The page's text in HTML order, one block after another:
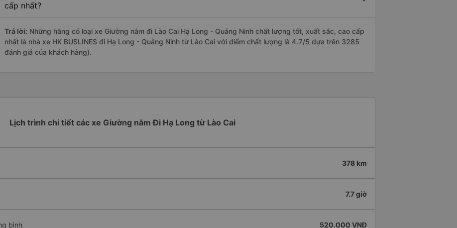
cấp nhất?
Trả lời: Những hãng có loại xe Giường nằm đi Lào Cai Hạ Long - Quảng Ninh chất lượng tốt, xuất sắc, cao cấp
nhất là nhà xe HK BUSLINES đi Hạ Long - Quảng Ninh từ Lào Cai với điểm chất lượng là 4.7/5 dựa trên 3285
đánh giá của khách hàng).
Lịch trình chi tiết các xe Giường nằm Đi Hạ Long từ Lào Cai
378 km
7.7 giờ
bình 520.000 VNĐ